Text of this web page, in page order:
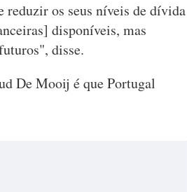
reduzir os seus níveis de dívida
disponíveis, mas
disse.
De Mooij é que Portugal